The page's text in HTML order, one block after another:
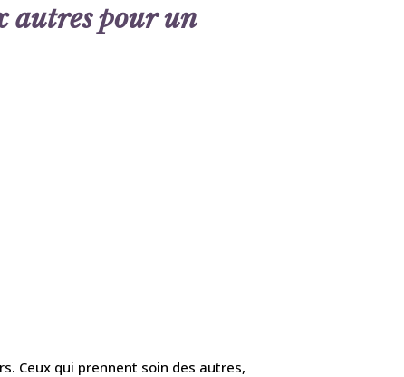
autres pour un
Ceux qui prennent soin des autres,